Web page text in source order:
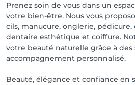
Prenez soin de vous dans un
votre bien-être. Nous vous
cils, manucure, onglerie,
dentaire esthétique et coiffure.
votre beauté naturelle grâce à
accompagnement personnalisé.
Beauté, élégance et confiance en